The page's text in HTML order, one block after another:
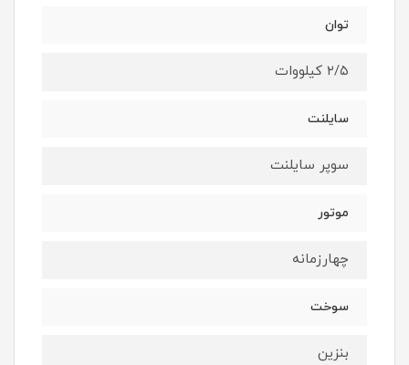
توان
۲/۵ کیلووات
سایلنت
سوپر سایلنت
موتور
چهارزمانه
سوخت
بنزین